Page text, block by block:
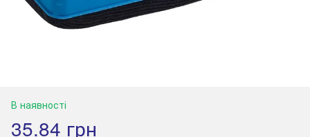
В наявності
35.84 грн